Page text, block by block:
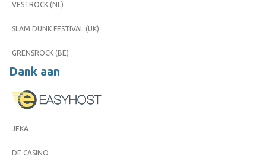
VESTROCK (NL)
SLAM DUNK FESTIVAL (UK)
GRENSROCK (BE)
Dank aan
JEKA
DE CASINO